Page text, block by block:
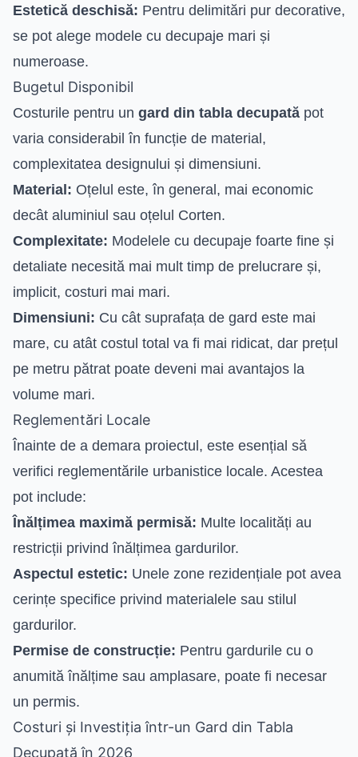
Estetică deschisă: Pentru delimitări pur decorative,
se pot alege modele cu decupaje mari și
numeroase.
Bugetul Disponibil
Costurile pentru un gard din tabla decupată pot
varia considerabil în funcție de material,
complexitatea designului și dimensiuni.
Material: Oțelul este, în general, mai economic
decât aluminiul sau oțelul Corten.
Complexitate: Modelele cu decupaje foarte fine și
detaliate necesită mai mult timp de prelucrare și,
implicit, costuri mai mari.
Dimensiuni: Cu cât suprafața de gard este mai
mare, cu atât costul total va fi mai ridicat, dar prețul
pe metru pătrat poate deveni mai avantajos la
volume mari.
Reglementări Locale
Înainte de a demara proiectul, este esențial să
verifici reglementările urbanistice locale. Acestea
pot include:
Înălțimea maximă permisă: Multe localități au
restricții privind înălțimea gardurilor.
Aspectul estetic: Unele zone rezidențiale pot avea
cerințe specifice privind materialele sau stilul
gardurilor.
Permise de construcție: Pentru gardurile cu o
anumită înălțime sau amplasare, poate fi necesar
un permis.
Costuri și Investiția într-un Gard din Tabla
Decupată în 2026